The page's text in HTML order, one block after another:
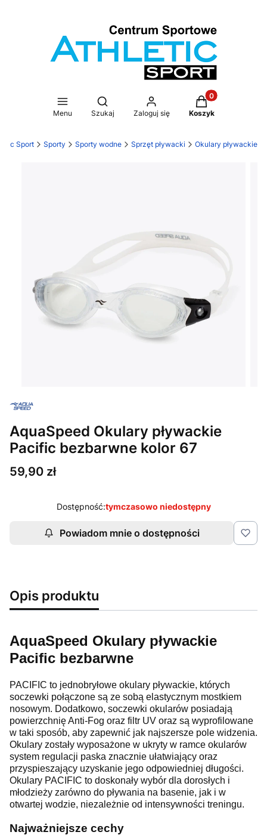
Menu
Otwórz wyszukiwarkę
Szukaj Zaloguj się
Produkty w
Koszyk
Sport Sporty Sporty wodne Sprzęt pływacki Okulary pływackie
AquaSpeed Okulary pływackie
Pacific bezbarwne kolor 67
Cena
59,90 zł
Dostępność:tymczasowo niedostępny
Powiadom mnie o dostępności
Opis produktu
AquaSpeed Okulary pływackie
Pacific bezbarwne
PACIFIC to jednobryłowe okulary pływackie, których
soczewki połączone są ze sobą elastycznym mostkiem
nosowym. Dodatkowo, soczewki okularów posiadają
powierzchnię Anti-Fog oraz filtr UV oraz są wyprofilowane
w taki sposób, aby zapewnić jak najszersze pole widzenia.
Okulary zostały wyposażone w ukryty w ramce okularów
system regulacji paska znacznie ułatwiający oraz
przyspieszający uzyskanie jego odpowiedniej długości.
Okulary PACIFIC to doskonały wybór dla dorosłych i
młodzieży zarówno do pływania na basenie, jak i w
otwartej wodzie, niezależnie od intensywności treningu.
Najważniejsze cechy